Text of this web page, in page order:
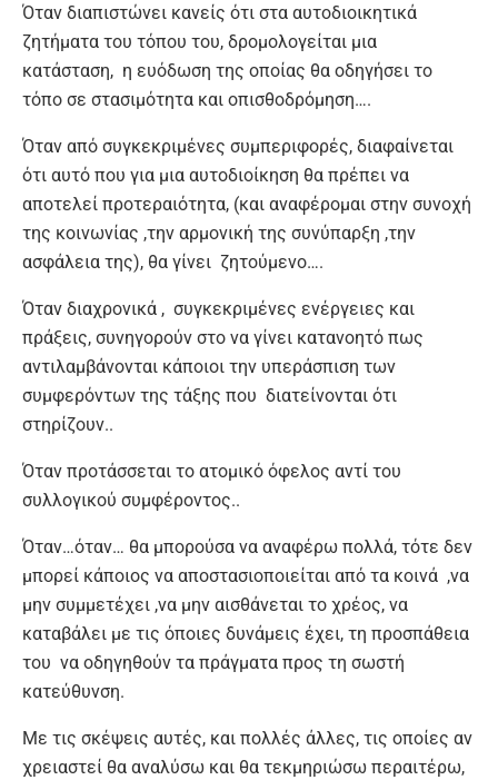
Όταν διαπιστώνει κανείς ότι στα αυτοδιοικητικά
ζητήματα του τόπου του, δρομολογείται μια
κατάσταση, η ευόδωση της οποίας θα οδηγήσει το
τόπο σε στασιμότητα και οπισθοδρόμηση….
Όταν από συγκεκριμένες συμπεριφορές, διαφαίνεται
ότι αυτό που για μια αυτοδιοίκηση θα πρέπει να
αποτελεί προτεραιότητα, (και αναφέρομαι στην συνοχή
της κοινωνίας ,την αρμονική της συνύπαρξη ,την
ασφάλεια της), θα γίνει ζητούμενο….
Όταν διαχρονικά , συγκεκριμένες ενέργειες και
πράξεις, συνηγορούν στο να γίνει κατανοητό πως
αντιλαμβάνονται κάποιοι την υπεράσπιση των
συμφερόντων της τάξης που διατείνονται ότι
στηρίζουν..
Όταν προτάσσεται το ατομικό όφελος αντί του
συλλογικού συμφέροντος..
Όταν…όταν… θα μπορούσα να αναφέρω πολλά, τότε δεν
μπορεί κάποιος να αποστασιοποιείται από τα κοινά ,να
μην συμμετέχει ,να μην αισθάνεται το χρέος, να
καταβάλει με τις όποιες δυνάμεις έχει, τη προσπάθεια
του να οδηγηθούν τα πράγματα προς τη σωστή
κατεύθυνση.
Με τις σκέψεις αυτές, και πολλές άλλες, τις οποίες αν
χρειαστεί θα αναλύσω και θα τεκμηριώσω περαιτέρω,